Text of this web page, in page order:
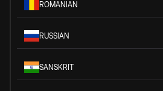
ROMANIAN
RUSSIAN
SANSKRIT